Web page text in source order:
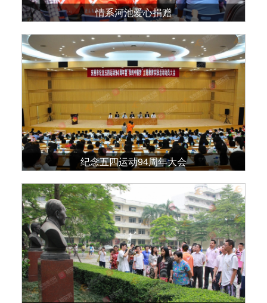
情系河池爱心捐赠
纪念五四运动94周年大会